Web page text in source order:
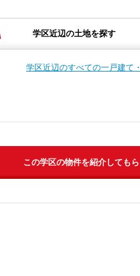
学区近辺の土地を探す
学区近辺のすべての一戸建て
この学区の物件を紹介してもら